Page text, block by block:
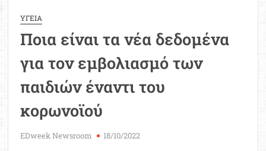
ΥΓΕΙΑ
Ποια είναι τα νέα δεδομένα
για τον εμβολιασμό των
παιδιών έναντι του
κορωνοϊού
EDweek Newsroom 18/10/2022